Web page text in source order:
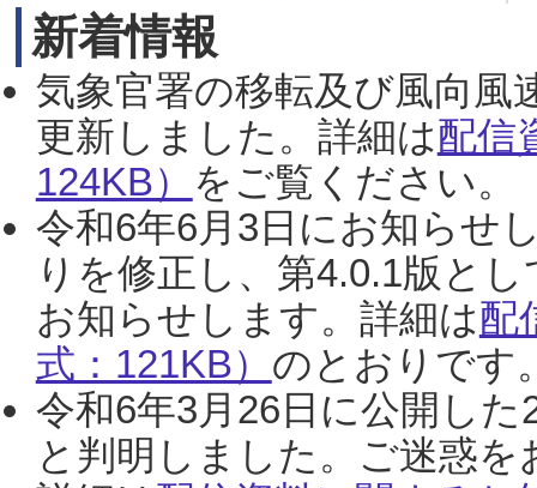
新着情報
気象官署の移転及び風向風
更新しました。詳細は配信
124KB） をご覧ください。
令和6年6月3日にお知らせ
りを修正し、第4.0.1版と
お知らせします。詳細は配
式：121KB） のとおりです
令和6年3月26日に公開し
と判明しました。ご迷惑